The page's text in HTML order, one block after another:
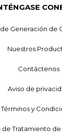
Generación de
Nuestros
Contáctenos
Aviso de
Términos y
de Tratamiento